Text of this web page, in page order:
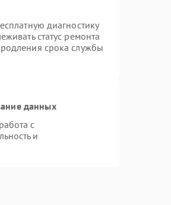
диагностику
статус ремонта
срока службы
данных
с
и